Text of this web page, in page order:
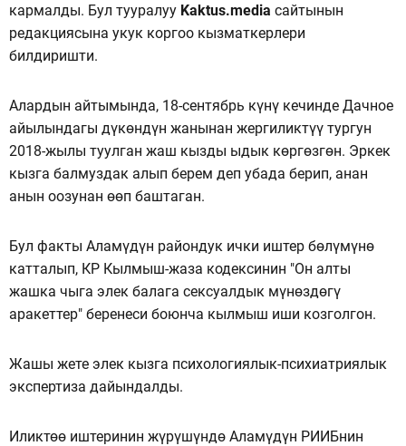
кармалды. Бул тууралуу Kaktus.media сайтынын
редакциясына укук коргоо кызматкерлери
билдиришти.
Алардын айтымында, 18-сентябрь күнү кечинде Дачное
айылындагы дүкөндүн жанынан жергиликтүү тургун
2018-жылы туулган жаш кызды ыдык көргөзгөн. Эркек
кызга балмуздак алып берем деп убада берип, анан
анын оозунан өөп баштаган.
Бул факты Аламүдүн райондук ички иштер бөлүмүнө
катталып, КР Кылмыш-жаза кодексинин "Он алты
жашка чыга элек балага сексуалдык мүнөздөгү
аракеттер" беренеси боюнча кылмыш иши козголгон.
Жашы жете элек кызга психологиялык-психиатриялык
экспертиза дайындалды.
Иликтөө иштеринин жүрүшүндө Аламүдүн РИИБнин